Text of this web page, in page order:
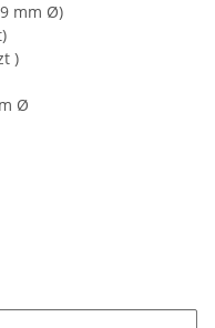
mm Ø)
)
Ø